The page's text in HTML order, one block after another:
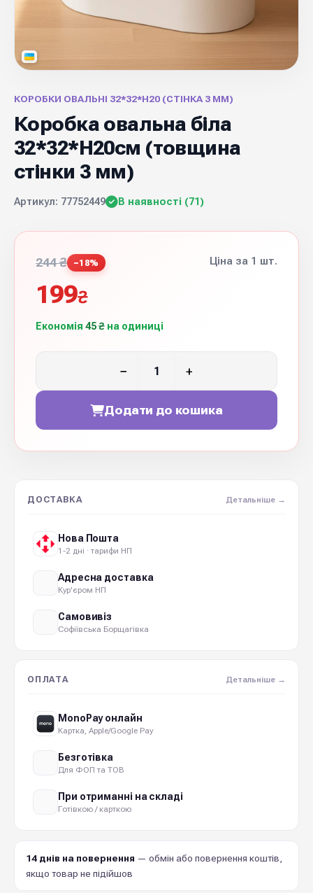
КОРОБКИ ОВАЛЬНІ 32*32*Н20 (СТІНКА 3 ММ)
Коробка овальна біла
32*32*Н20см (товщина
стінки 3 мм)
Артикул: 77752449 В наявності (71)
244 ₴ −18%
199₴
Економія 45 ₴ на одиниці
Ціна за 1 шт.
− +
Додати до кошика
ДОСТАВКА Детальніше →
Нова Пошта
1-2 дні · тарифи НП
Адресна доставка
Кур'єром НП
Самовивіз
Софіївська Борщагівка
ОПЛАТА Детальніше →
MonoPay онлайн
Картка, Apple/Google Pay
Безготівка
Для ФОП та ТОВ
При отриманні на складі
Готівкою / карткою
14 днів на повернення — обмін або повернення коштів,
якщо товар не підійшов